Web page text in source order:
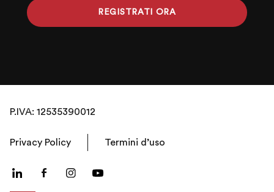
REGISTRATI ORA
P.IVA: 12535390012
Privacy Policy Termini d’uso